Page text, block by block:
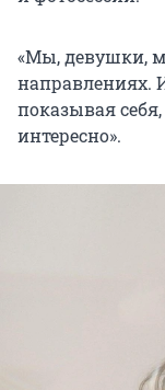
«Мы, девушки,
направлениях.
показывая
интересно».